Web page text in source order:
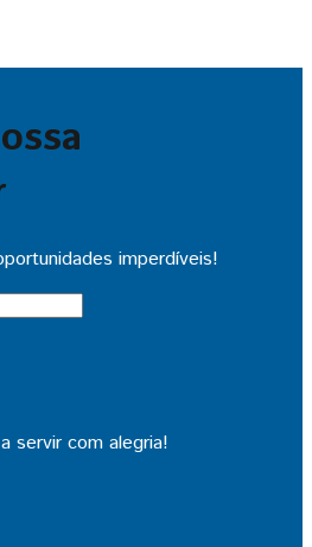
imperdíveis!
servir com alegria!